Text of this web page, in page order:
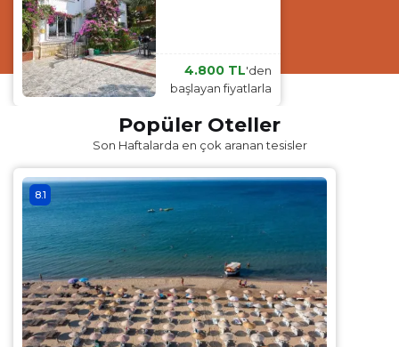
4.800 TL'den
başlayan fiyatlarla
Popüler Oteller
Son Haftalarda en çok aranan tesisler
8.1